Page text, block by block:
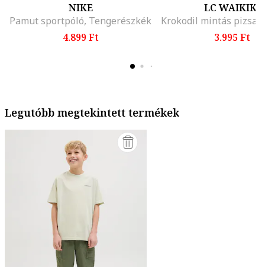
NIKE
Pamut sportpóló, Tengerészkék
4.899 Ft
LC WAIKIKI
3.995 Ft
Legutóbb megtekintett termékek